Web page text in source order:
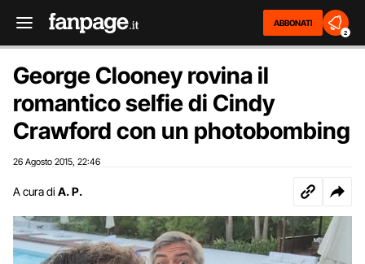
ABBONATI
2
George Clooney rovina il
romantico selfie di Cindy
Crawford con un photobombing
26 Agosto 2015 22:46
A cura di A. P.